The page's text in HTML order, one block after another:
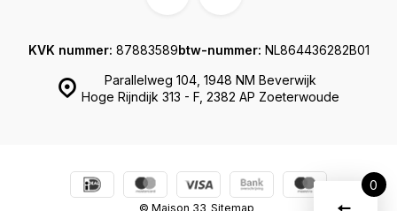
Parallelweg 104, 1948 NM Beverwijk
Hoge Rijndijk 313 - F, 2382 AP Zoeterwoude
KVK nummer: 87883589btw-nummer: NL864436282B01
© Maison 33 Sitemap
0
Vergelijk